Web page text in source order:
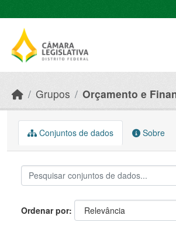
Grupos Orçamento e
Conjuntos de dados Sobre
Ordenar por